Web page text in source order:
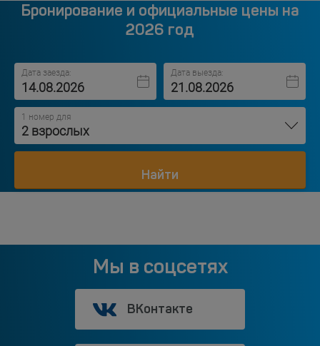
Бронирование и официальные цены на
2026 год
Дата заезда: Дата выезда:
1 номер для
2 взрослых
Найти
Мы в соцсетях
ВКонтакте